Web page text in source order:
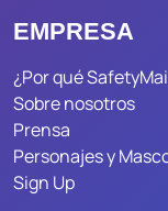
EMPRESA
¿Por qué
Sobre nosotros
Prensa
Personajes y
Sign Up